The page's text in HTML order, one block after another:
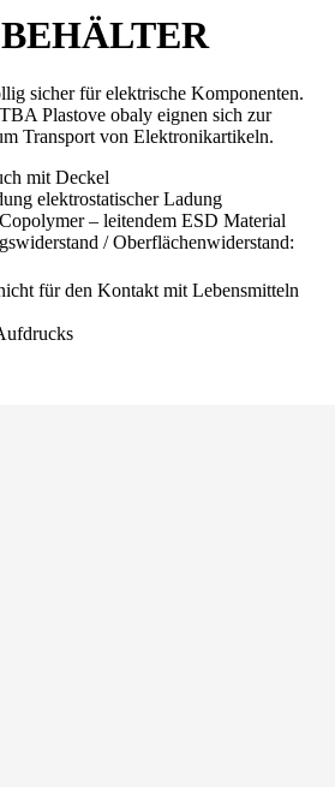
sicher für elektrische Komponenten.
Plastove obaly eignen sich zur
Transport von Elektronikartikeln.
mit Deckel
elektrostatischer Ladung
– leitendem ESD Material
/ Oberflächenwiderstand:
für den Kontakt mit Lebensmitteln